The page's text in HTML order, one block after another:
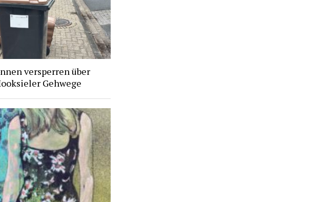
versperren über
Gehwege